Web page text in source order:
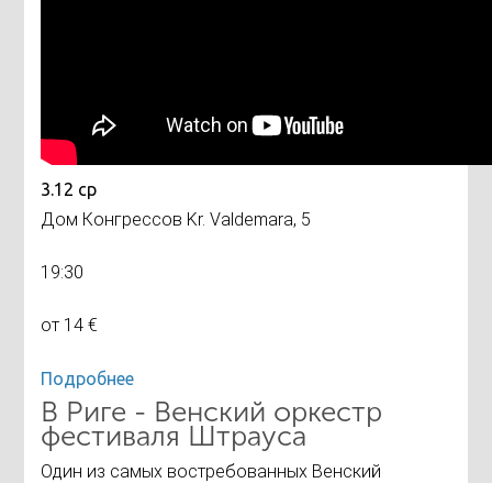
3.12 ср
Дом Конгрессов Kr. Valdemara, 5
19:30
от 14 €
Подробнее
В Риге - Венский оркестр
фестиваля Штрауса
Один из самых востребованных Венский